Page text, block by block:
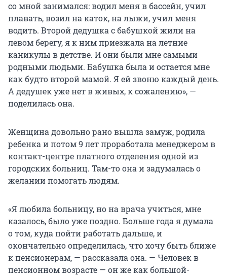
со мной занимался: водил меня в бассейн, учил
плавать, возил на каток, на лыжи, учил меня
водить. Второй дедушка с бабушкой жили на
левом берегу, я к ним приезжала на летние
каникулы в детстве. И они были мне самыми
родными людьми. Бабушка была и остается мне
как будто второй мамой. Я ей звоню каждый день.
А дедушек уже нет в живых, к сожалению», —
поделилась она.
Женщина довольно рано вышла замуж, родила
ребенка и потом 9 лет проработала менеджером в
контакт-центре платного отделения одной из
городских больниц. Там-то она и задумалась о
желании помогать людям.
«Я любила больницу, но на врача учиться, мне
казалось, было уже поздно. Больше года я думала
о том, куда пойти работать дальше, и
окончательно определилась, что хочу быть ближе
к пенсионерам, — рассказала она. — Человек в
пенсионном возрасте — он же как большой-